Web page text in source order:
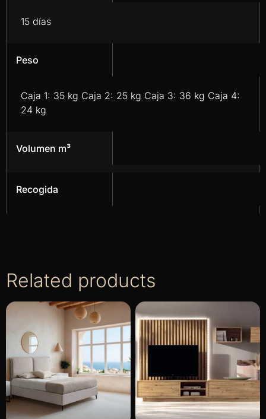
15 días
Peso
Caja 1: 35 kg Caja 2: 25 kg Caja 3: 36 kg Caja 4:
24 kg
Volumen m³
Recogida
Related products